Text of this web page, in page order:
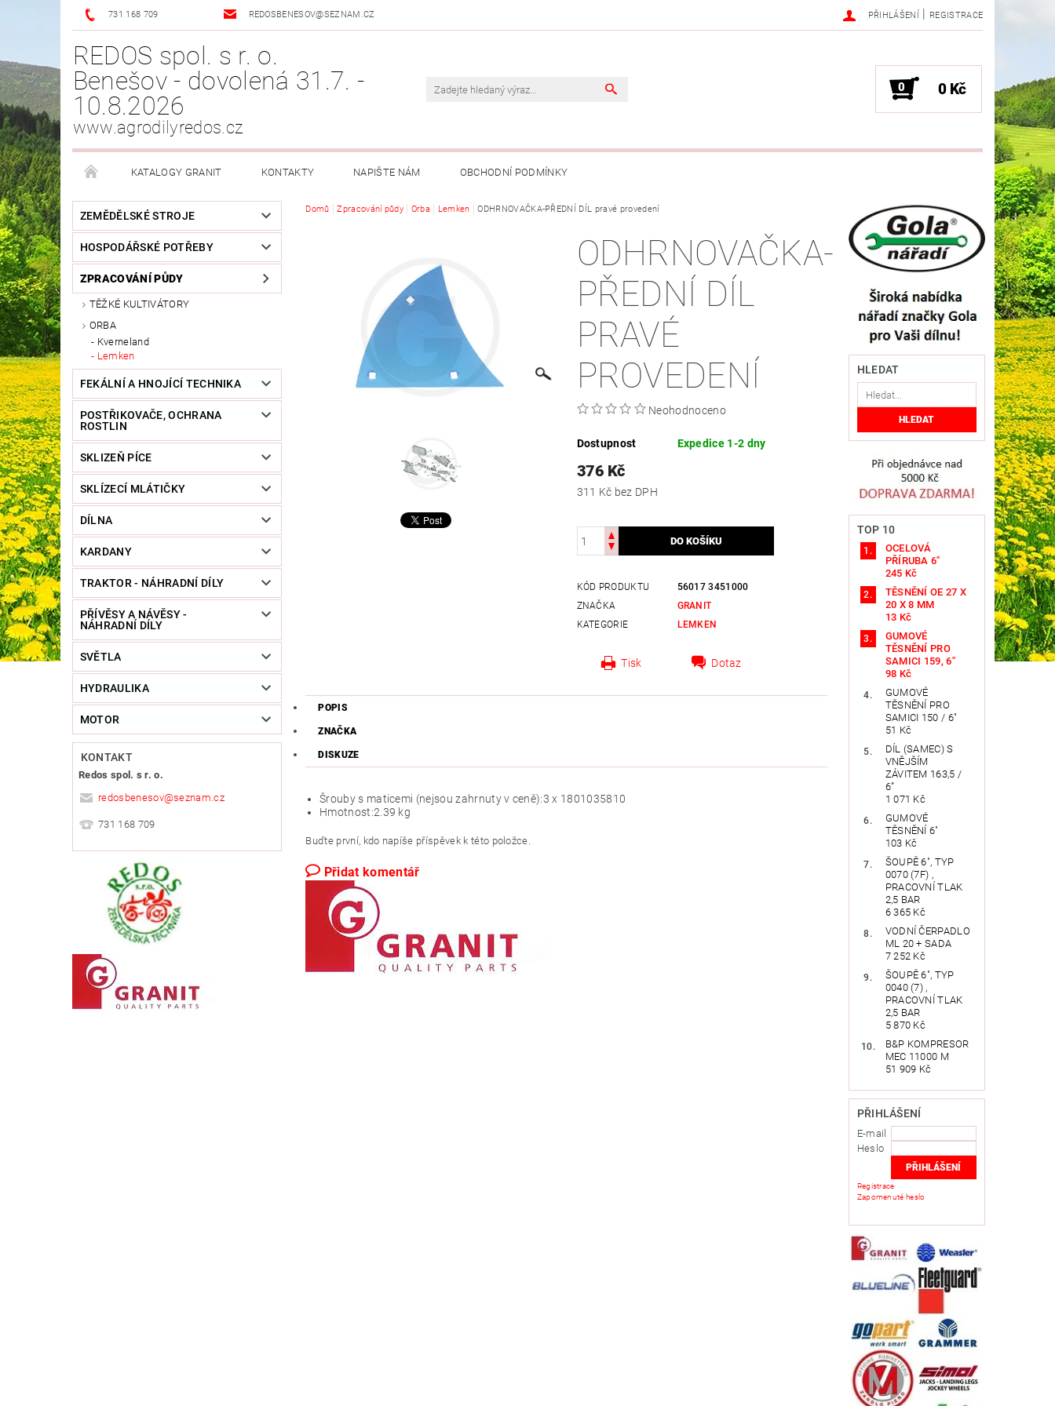
731 168 709 REDOSBENESOV@SEZNAM.CZ PŘIHLÁŠENÍ | REGISTRACE
REDOS spol. s r. o.
Benešov - dovolená 31.7. -
10.8.2026
www.agrodilyredos.cz
0 0 Kč
KATALOGY GRANIT KONTAKTY NAPIŠTE NÁM OBCHODNÍ PODMÍNKY
ZEMĚDĚLSKÉ STROJE
HOSPODÁŘSKÉ POTŘEBY
ZPRACOVÁNÍ PŮDY
TĚŽKÉ KULTIVÁTORY
ORBA
Kverneland
Lemken
FEKÁLNÍ A HNOJÍCÍ TECHNIKA
POSTŘIKOVAČE, OCHRANA
ROSTLIN
SKLIZEŇ PÍCE
SKLÍZECÍ MLÁTIČKY
DÍLNA
KARDANY
TRAKTOR - NÁHRADNÍ DÍLY
PŘÍVĚSY A NÁVĚSY -
NÁHRADNÍ DÍLY
SVĚTLA
HYDRAULIKA
MOTOR
KONTAKT
Redos spol. s r. o.
redosbenesov@seznam.cz
731 168 709
Domů Zpracování půdy Orba Lemken ODHRNOVAČKA-PŘEDNÍ DÍL pravé provedení
ODHRNOVAČKA-
PŘEDNÍ DÍL
PRAVÉ
PROVEDENÍ
Neohodnoceno
Dostupnost Expedice 1-2 dny
376 Kč
311 Kč bez DPH
KÓD PRODUKTU
56017 3451000
ZNAČKA
GRANIT
KATEGORIE
LEMKEN
Tisk Dotaz
POPIS
ZNAČKA
DISKUZE
Šrouby s maticemi (nejsou zahrnuty v ceně):3 x 1801035810
Hmotnost:2.39 kg
Buďte první, kdo napíše příspěvek k této položce.
Přidat komentář
HLEDAT
TOP 10
OCELOVÁ
PŘÍRUBA 6"
245 Kč
TĚSNĚNÍ OE 27 X
20 X 8 MM
13 Kč
GUMOVÉ
TĚSNĚNÍ PRO
SAMICI 159, 6"
98 Kč
GUMOVÉ
TĚSNĚNÍ PRO
SAMICI 150 / 6"
51 Kč
DÍL (SAMEC) S
VNĚJŠÍM
ZÁVITEM 163,5 /
6”
1 071 Kč
GUMOVÉ
TĚSNĚNÍ 6"
103 Kč
ŠOUPĚ 6", TYP
0070 (7F) ,
PRACOVNÍ TLAK
2,5 BAR
6 365 Kč
VODNÍ ČERPADLO
ML 20 + SADA
7 252 Kč
ŠOUPĚ 6", TYP
0040 (7) ,
PRACOVNÍ TLAK
2,5 BAR
5 870 Kč
B&P KOMPRESOR
MEC 11000 M
51 909 Kč
PŘIHLÁŠENÍ
E-mail
Heslo
Registrace
Zapomenuté heslo